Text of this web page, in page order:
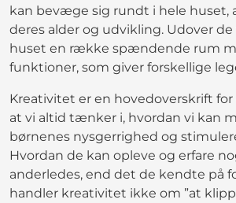
kan bevæge sig rundt i hele huset,
deres alder og udvikling. Udover de
huset en række spændende rum
funktioner, som giver forskellige
Kreativitet er en hovedoverskrift for
at vi altid tænker i, hvordan vi kan
børnenes nysgerrighed og
Hvordan de kan opleve og erfare
anderledes, end det de kendte på
handler kreativitet ikke om ”at